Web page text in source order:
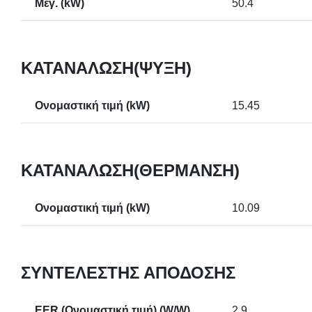
Μέγ. (kW) 50.4
ΚΑΤΑΝΆΛΩΣΗ(ΨΎΞΗ)
Ονομαστική τιμή (kW) 15.45
ΚΑΤΑΝΆΛΩΣΗ(ΘΈΡΜΑΝΣΗ)
Ονομαστική τιμή (kW) 10.09
ΣΥΝΤΕΛΕΣΤΉΣ ΑΠΌΔΟΣΗΣ